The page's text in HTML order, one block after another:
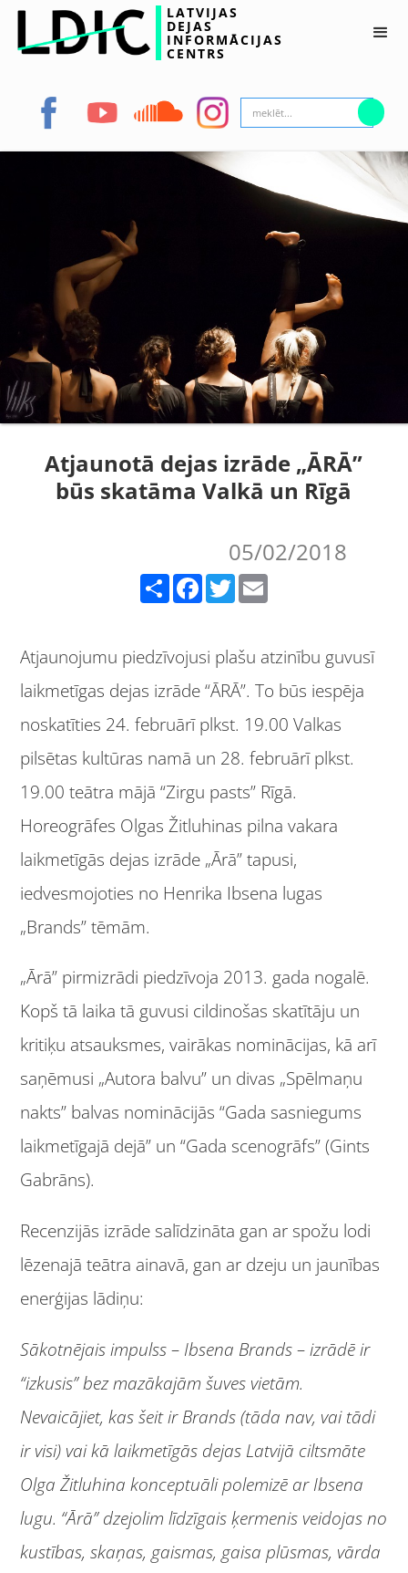
LATVIJAS
DEJAS
INFORMĀCIJAS
CENTRS
Atjaunotā dejas izrāde „ĀRĀ”
būs skatāma Valkā un Rīgā
05/02/2018
Share Facebook Twitter
Atjaunojumu piedzīvojusi plašu atzinību guvusī
laikmetīgas dejas izrāde “ĀRĀ”. To būs iespēja
noskatīties 24. februārī plkst. 19.00 Valkas
pilsētas kultūras namā un 28. februārī plkst.
19.00 teātra mājā “Zirgu pasts” Rīgā.
Horeogrāfes Olgas Žitluhinas pilna vakara
laikmetīgās dejas izrāde „Ārā” tapusi,
iedvesmojoties no Henrika Ibsena lugas
„Brands” tēmām.
„Ārā” pirmizrādi piedzīvoja 2013. gada nogalē.
Kopš tā laika tā guvusi cildinošas skatītāju un
kritiķu atsauksmes, vairākas nominācijas, kā arī
saņēmusi „Autora balvu” un divas „Spēlmaņu
nakts” balvas nominācijās “Gada sasniegums
laikmetīgajā dejā” un “Gada scenogrāfs” (Gints
Gabrāns).
Recenzijās izrāde salīdzināta gan ar spožu lodi
lēzenajā teātra ainavā, gan ar dzeju un jaunības
enerģijas lādiņu:
Sākotnējais impulss – Ibsena Brands – izrādē ir
“izkusis” bez mazākajām šuves vietām.
Nevaicājiet, kas šeit ir Brands (tāda nav, vai tādi
ir visi) vai kā laikmetīgās dejas Latvijā ciltsmāte
Olga Žitluhina konceptuāli polemizē ar Ibsena
lugu. “Ārā” dzejolim līdzīgais ķermenis veidojas no
kustības, skaņas, gaismas, gaisa plūsmas, vārda